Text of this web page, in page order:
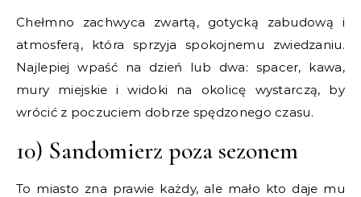
Chełmno zachwyca zwartą, gotycką zabudową i
atmosferą, która sprzyja spokojnemu zwiedzaniu.
Najlepiej wpaść na dzień lub dwa: spacer, kawa,
mury miejskie i widoki na okolicę wystarczą, by
wrócić z poczuciem dobrze spędzonego czasu.
10) Sandomierz poza sezonem
To miasto zna prawie każdy, ale mało kto daje mu